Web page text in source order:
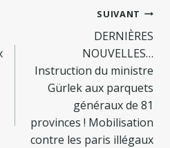
SUIVANT
DERNIÈRES
NOUVELLES…
Instruction du ministre
Gürlek aux parquets
généraux de 81
provinces ! Mobilisation
contre les paris illégaux